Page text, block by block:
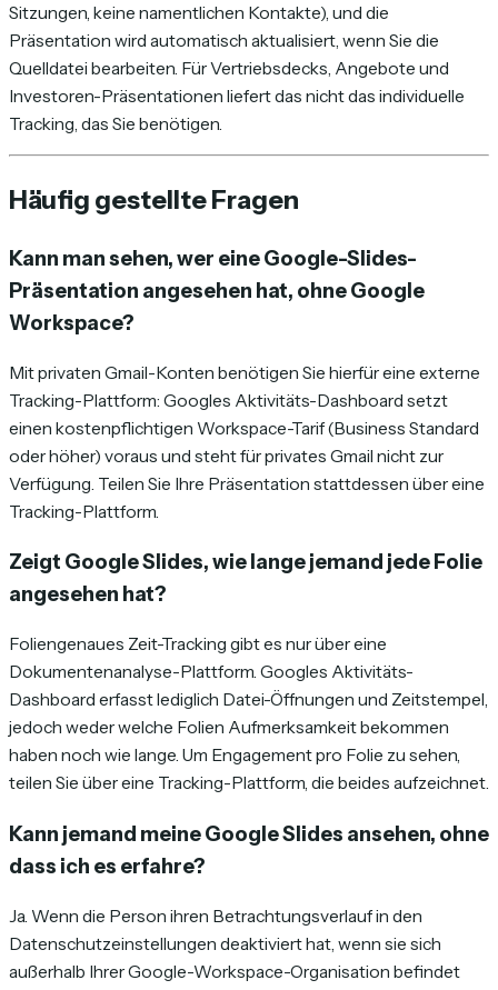
Sitzungen, keine namentlichen Kontakte), und die
Präsentation wird automatisch aktualisiert, wenn Sie die
Quelldatei bearbeiten. Für Vertriebsdecks, Angebote und
Investoren-Präsentationen liefert das nicht das individuelle
Tracking, das Sie benötigen.
Häufig gestellte Fragen
Kann man sehen, wer eine Google-Slides-
Präsentation angesehen hat, ohne Google
Workspace?
Mit privaten Gmail-Konten benötigen Sie hierfür eine externe
Tracking-Plattform: Googles Aktivitäts-Dashboard setzt
einen kostenpflichtigen Workspace-Tarif (Business Standard
oder höher) voraus und steht für privates Gmail nicht zur
Verfügung. Teilen Sie Ihre Präsentation stattdessen über eine
Tracking-Plattform.
Zeigt Google Slides, wie lange jemand jede Folie
angesehen hat?
Foliengenaues Zeit-Tracking gibt es nur über eine
Dokumentenanalyse-Plattform. Googles Aktivitäts-
Dashboard erfasst lediglich Datei-Öffnungen und Zeitstempel,
jedoch weder welche Folien Aufmerksamkeit bekommen
haben noch wie lange. Um Engagement pro Folie zu sehen,
teilen Sie über eine Tracking-Plattform, die beides aufzeichnet.
Kann jemand meine Google Slides ansehen, ohne
dass ich es erfahre?
Ja. Wenn die Person ihren Betrachtungsverlauf in den
Datenschutzeinstellungen deaktiviert hat, wenn sie sich
außerhalb Ihrer Google-Workspace-Organisation befindet